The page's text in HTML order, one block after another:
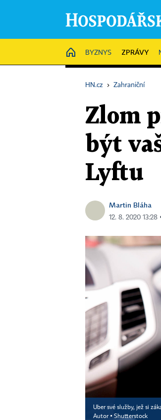
HOME
BYZNYS ZPRÁVY
HN.cz › Zahraniční
Zlom
být
Lyftu
Martin Bláha
12. 8. 2020 13:28
Uber své služby, jež si
Autor ▪ Shutterstock